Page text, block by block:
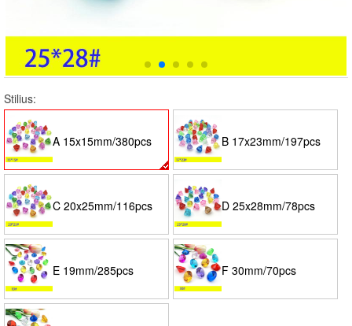
Stilius:
A 15x15mm/380pcs B 17x23mm/197pcs
C 20x25mm/116pcs D 25x28mm/78pcs
E 19mm/285pcs F 30mm/70pcs